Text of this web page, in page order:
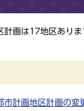
画は17地区ありま
計画地区計画の変